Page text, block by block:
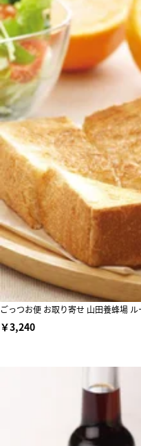
ごっつお便 お取り寄せ 山田養蜂場
￥3,240